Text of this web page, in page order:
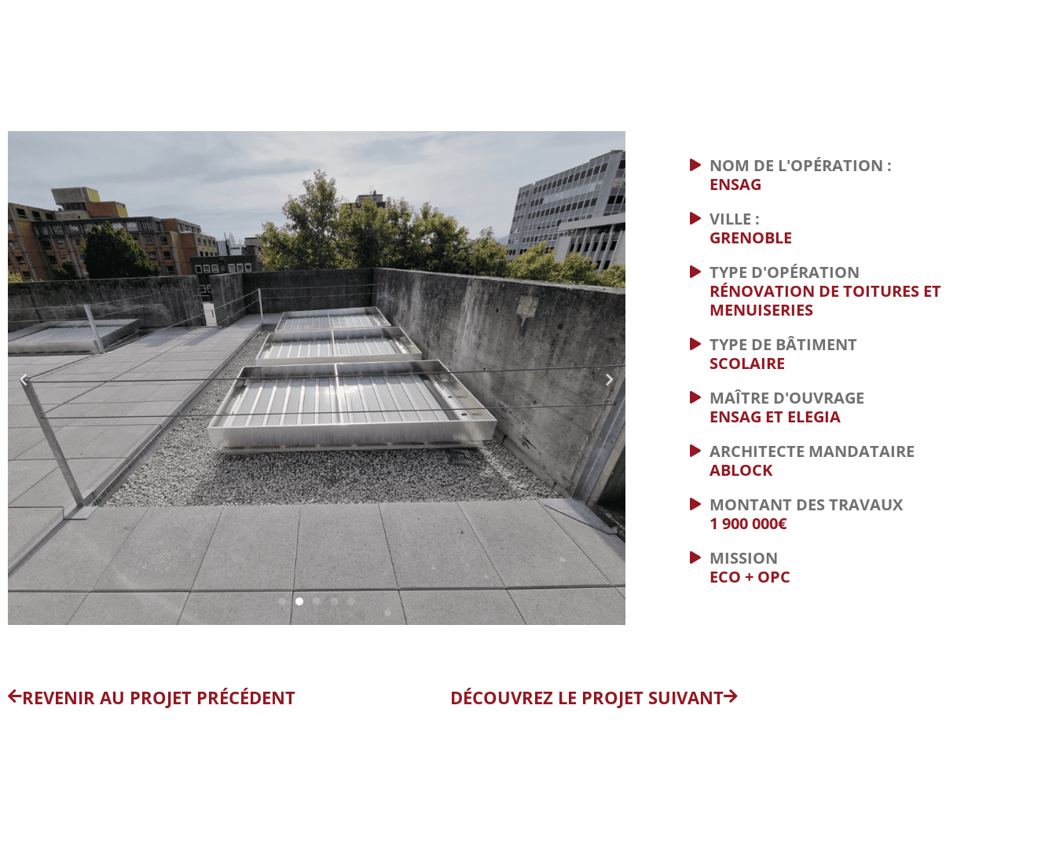
NOM DE L'OPÉRATION :
ENSAG
VILLE :
GRENOBLE
TYPE D'OPÉRATION
RÉNOVATION DE TOITURES ET
MENUISERIES
TYPE DE BÂTIMENT
SCOLAIRE
MAÎTRE D'OUVRAGE
ENSAG ET ELEGIA
ARCHITECTE MANDATAIRE
ABLOCK
MONTANT DES TRAVAUX
1 900 000€
MISSION
ECO + OPC
REVENIR AU PROJET PRÉCÉDENT DÉCOUVREZ LE PROJET SUIVANT